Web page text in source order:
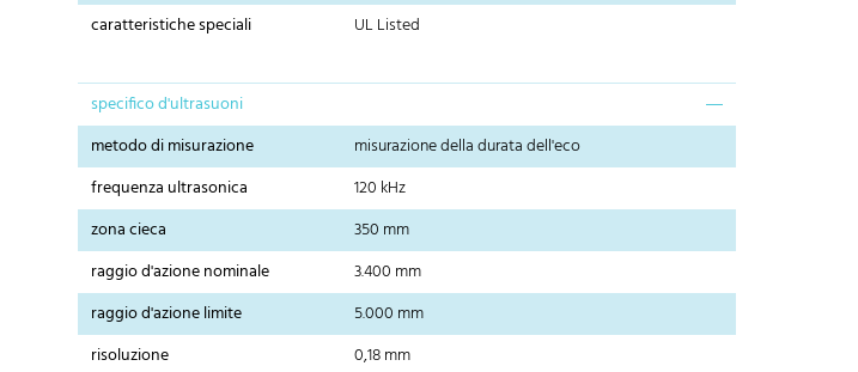
caratteristiche speciali
UL Listed
specifico d'ultrasuoni
metodo di misurazione
misurazione della durata dell'eco
frequenza ultrasonica
120 kHz
zona cieca
350 mm
raggio d'azione nominale
3.400 mm
raggio d'azione limite
5.000 mm
risoluzione
0,18 mm